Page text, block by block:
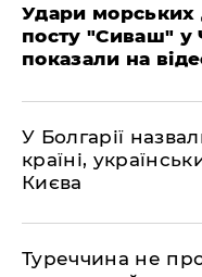
Удари
посту "Сиваш" у
показали на
У Болгарії
країні,
Києва
Туреччина не